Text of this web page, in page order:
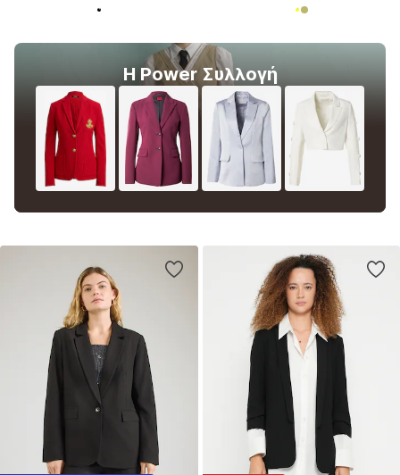
Η Power Συλλογή